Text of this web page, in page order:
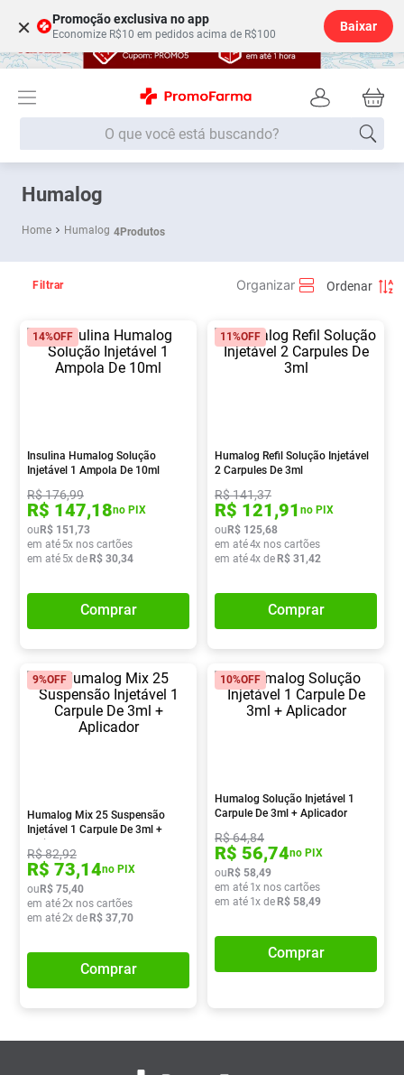
× Promoção exclusiva no app
Economize R$10 em pedidos acima de R$100
Baixar
O que você está buscando?
Humalog
Humalog 4Produtos
Filtrar
14%OFF
Insulina Humalog Solução
Injetável 1 Ampola De 10ml
R$176,99
R$ 147,18no PIX
ouR$ 151 ,73
em até 5x nos cartões
em até 5x deR$ 30,34
Comprar
11%OFF
Humalog Refil Solução Injetável
2 Carpules De 3ml
R$141,37
R$ 121,91 no PIX
ouR$ 125,68
em até4x nos cartões
em até4x deR$ 31 ,42
Comprar
9%OFF
Humalog Mix 25 Suspensão
Injetável 1 Carpule De 3ml +
Aplicador
R$82,92
R$ 73,14no PIX
ouR$ 75,40
em até2x nos cartões
em até2x deR$ 37,70
Comprar
10%OFF
Humalog Solução Injetável 1
Carpule De 3ml + Aplicador
R$64,84
R$ 56,74no PIX
ouR$ 58,49
em até 1x nos cartões
em até 1x deR$ 58,49
Comprar
Termos mais buscados
1 º Fralda
3º
5º Fralda G
6º Shampoo
9º Absorvente